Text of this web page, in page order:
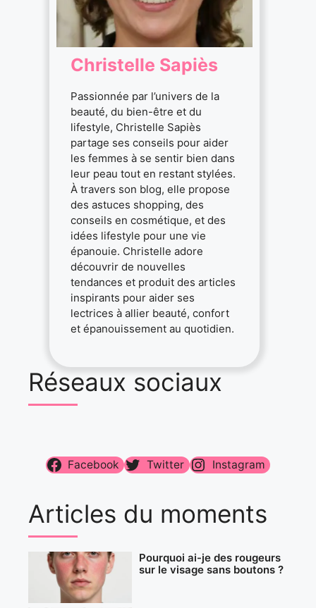
Christelle Sapiès
Passionnée par l’univers de la
beauté, du bien-être et du
lifestyle, Christelle Sapiès
partage ses conseils pour aider
les femmes à se sentir bien dans
leur peau tout en restant stylées.
À travers son blog, elle propose
des astuces shopping, des
conseils en cosmétique, et des
idées lifestyle pour une vie
épanouie. Christelle adore
découvrir de nouvelles
tendances et produit des articles
inspirants pour aider ses
lectrices à allier beauté, confort
et épanouissement au quotidien.
Réseaux sociaux
Facebook Twitter Instagram
Articles du moments
Pourquoi ai-je des rougeurs
sur le visage sans boutons ?